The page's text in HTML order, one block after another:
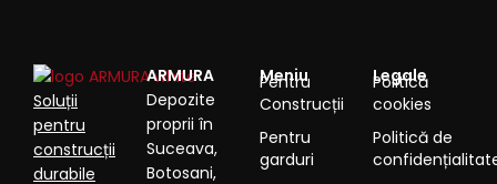
Soluții
pentru
construcții
durabile
ARMURA
Depozite
proprii în
Suceava,
Botosani,
Meniu
Pentru
Construcții
Pentru
garduri
Legale
Politică
cookies
Politică de